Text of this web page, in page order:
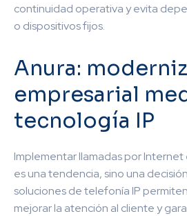
continuidad operativa y evita
o dispositivos fijos.
Anura:
empresarial
tecnología IP
Implementar llamadas por Internet
es una tendencia, sino una
soluciones de telefonía IP
mejorar la atención al cliente y